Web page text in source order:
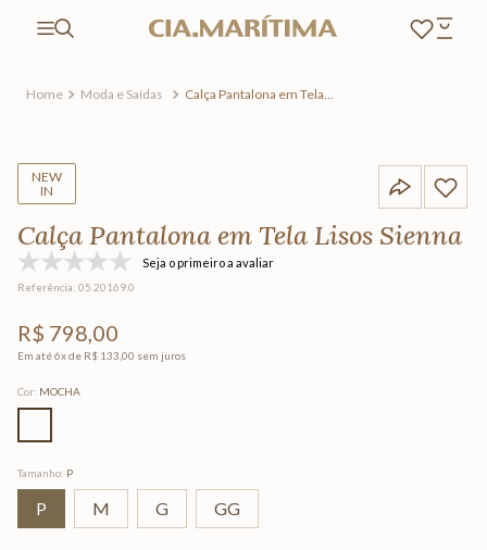
Moda e Saídas
Calça Pantalona em Tela
NEW
IN
Calça Pantalona em Tela Lisos Sienna
Seja o primeiro a avaliar
Referência: 05.20169.0
R$ 798,00
Em até6x de R$ 133 00 sem juros
Cor: MOCHA
Tamanho: P
P M G GG